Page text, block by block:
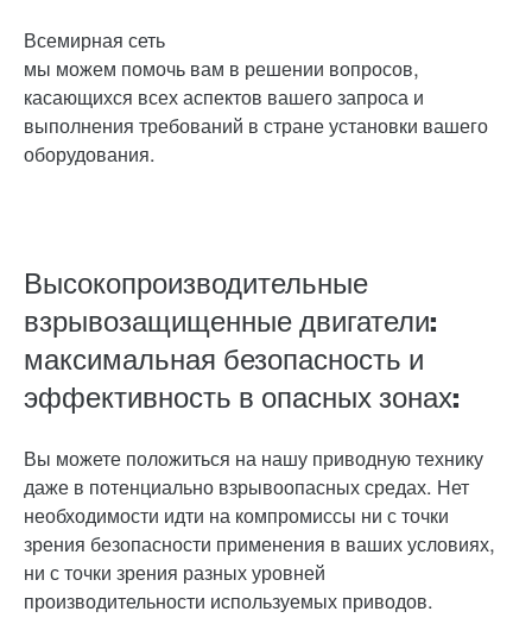
Высокопроизводительные
взрывозащищенные двигатели:
максимальная безопасность и
эффективность в опасных зонах:
Вы можете положиться на нашу приводную технику
даже в потенциально взрывоопасных средах. Нет
необходимости идти на компромиссы ни с точки
зрения безопасности применения в ваших условиях,
ни с точки зрения разных уровней
производительности используемых приводов.
Всемирная сеть
мы можем помочь вам в решении вопросов,
касающихся всех аспектов вашего запроса и
выполнения требований в стране установки вашего
оборудования.